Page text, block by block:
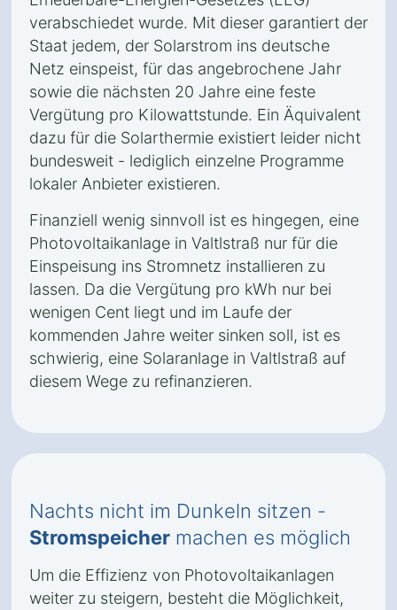
verabschiedet wurde. Mit dieser garantiert der
Staat jedem, der Solarstrom ins deutsche
Netz einspeist, für das angebrochene Jahr
sowie die nächsten 20 Jahre eine feste
Vergütung pro Kilowattstunde. Ein Äquivalent
dazu für die Solarthermie existiert leider nicht
bundesweit - lediglich einzelne Programme
lokaler Anbieter existieren.
Finanziell wenig sinnvoll ist es hingegen, eine
Photovoltaikanlage in Valtlstraß nur für die
Einspeisung ins Stromnetz installieren zu
lassen. Da die Vergütung pro kWh nur bei
wenigen Cent liegt und im Laufe der
kommenden Jahre weiter sinken soll, ist es
schwierig, eine Solaranlage in Valtlstraß auf
diesem Wege zu refinanzieren.
Nachts nicht im Dunkeln sitzen -
Stromspeicher machen es möglich
Um die Effizienz von Photovoltaikanlagen
weiter zu steigern, besteht die Möglichkeit,